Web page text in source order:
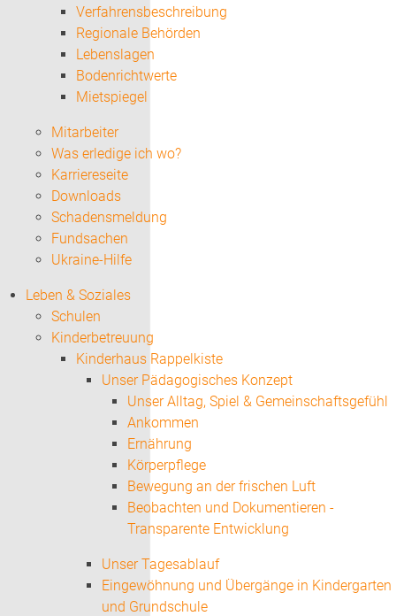
Verfahrensbeschreibung
Regionale Behörden
Lebenslagen
Bodenrichtwerte
Mietspiegel
Mitarbeiter
Was erledige ich wo?
Karriereseite
Downloads
Schadensmeldung
Fundsachen
Ukraine-Hilfe
Leben & Soziales
Schulen
Kinderbetreuung
Kinderhaus Rappelkiste
Unser Pädagogisches Konzept
Unser Alltag, Spiel & Gemeinschaftsgefühl
Ankommen
Ernährung
Körperpflege
Bewegung an der frischen Luft
Beobachten und Dokumentieren -
Transparente Entwicklung
Unser Tagesablauf
Eingewöhnung und Übergänge in Kindergarten
und Grundschule